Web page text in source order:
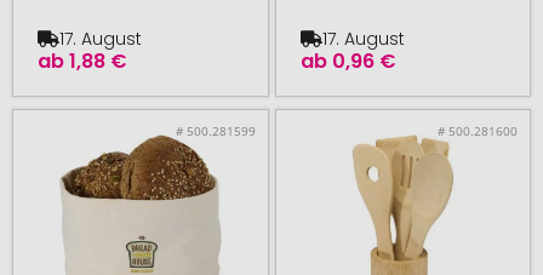
ab1,88 €
17. August
ab 0,96 €
17. August
# 500.281599 # 500.281600